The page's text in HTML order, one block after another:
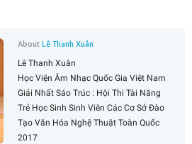
AboutLê Thanh Xuân
Lê Thanh Xuân
Học Viện Âm Nhạc Quốc Gia Việt Nam
Giải Nhất Sáo Trúc : Hội Thi Tài Năng
Trẻ Học Sinh Sinh Viên Các Cơ Sở Đào
Tạo Văn Hóa Nghệ Thuật Toàn Quốc
2017